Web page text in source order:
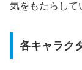
気をもたらして
各キャラク